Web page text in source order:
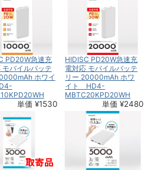
PD20W急速充
モバイルバッテ
ホワイ
単価 ¥1530
HIDISC PD20W急速充
電対応 モバイルバッテ
リー 20000mAh ホワ
イト HD4-
MBTC20KPD20WH
単価 ¥2480